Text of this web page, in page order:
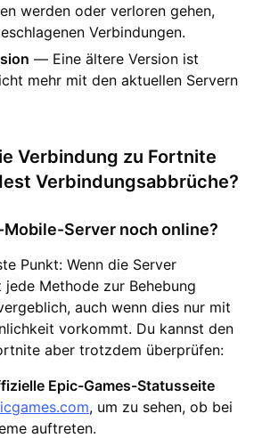
werden oder verloren gehen,
Verbindungen.
— Eine ältere Version ist
mehr mit den aktuellen Servern
Verbindung zu Fortnite
Verbindungsabbrüche?
Server noch online?
Punkt: Wenn die Server
Methode zur Behebung
auch wenn dies nur mit
vorkommt. Du kannst den
aber trotzdem überprüfen:
Epic-Games-Statusseite
, um zu sehen, ob bei
auftreten.